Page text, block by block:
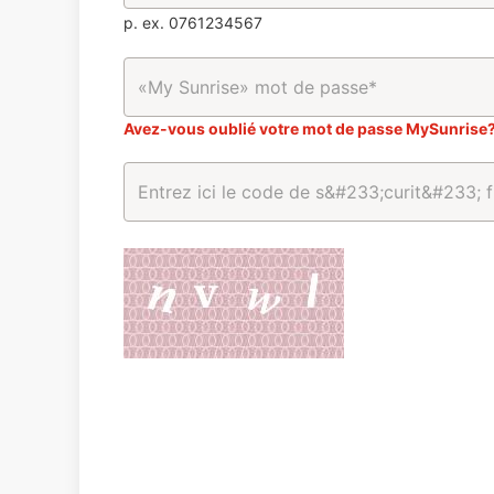
p. ex. 0761234567
Avez-vous oublié votre mot de passe